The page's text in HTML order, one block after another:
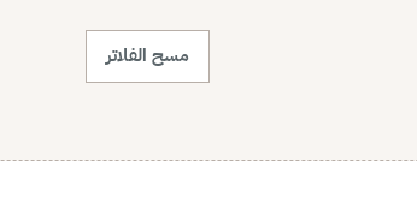
مسح الفلاتر